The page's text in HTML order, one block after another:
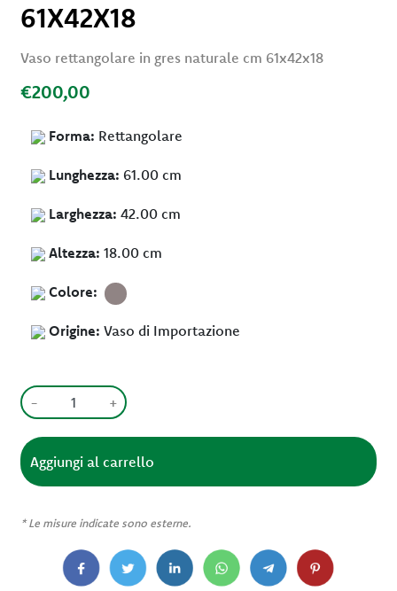
61X42X18
Vaso rettangolare in gres naturale cm 61x42x18
€200,00
Forma: Rettangolare
Lunghezza: 61.00 cm
Larghezza: 42.00 cm
Altezza: 18.00 cm
Colore:
Origine: Vaso di Importazione
- +
*Le misure indicate sono esterne.